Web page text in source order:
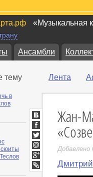
«Музыкальная
Ансамбли
тему
в
Лента
Жан-
Добавлено
Дмитрий
ВКонтакте
Facebook
Twitter
Мой
Мир
Google+
LiveJournal